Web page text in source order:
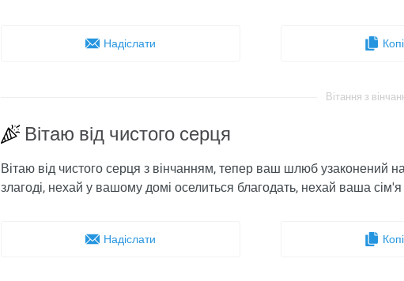
Надіслати
Вітання з
Вітаю від чистого серця
Вітаю від чистого серця з вінчанням, тепер ваш шлюб узаконений
злагоді, нехай у вашому домі оселиться благодать, нехай ваша
Надіслати